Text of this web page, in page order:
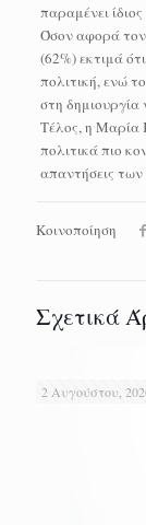
παραμένει
Όσον αφορά
(62%) εκτιμά
πολιτική, ενώ
στη
Τέλος, η Μαρία
πολιτικά πιο
απαντήσεις
Κοινοποίηση
Σχετικά
2 Αυγούστου,